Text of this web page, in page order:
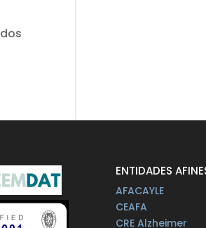
ENTIDADES
AFACAYLE
CEAFA
CRE Alzheimer